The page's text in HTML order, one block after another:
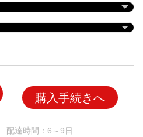
購入手続きへ
配達時間：6～9日